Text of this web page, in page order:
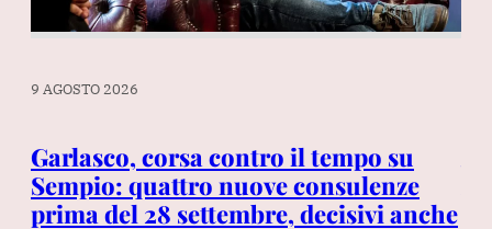
9 AGOSTO 2026
Garlasco, corsa contro il tempo su
Sempio: quattro nuove consulenze
prima del 28 settembre, decisivi anche